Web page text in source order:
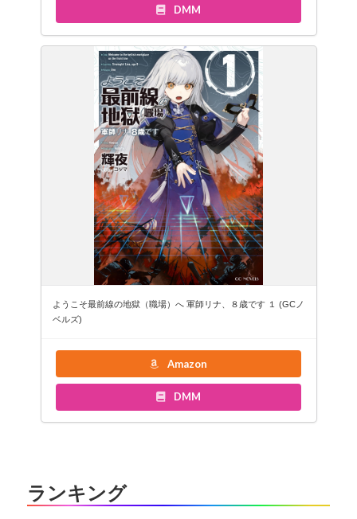
DMM
ようこそ最前線の地獄（職場）へ 軍師リナ、８歳です １ (GCノ
ベルズ)
Amazon
DMM
ランキング